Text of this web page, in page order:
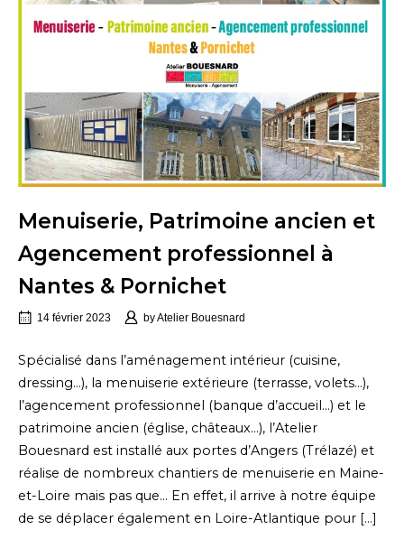
Menuiserie, Patrimoine ancien et
Agencement professionnel à
Nantes & Pornichet
14 février 2023 byAtelier Bouesnard
Spécialisé dans l’aménagement intérieur (cuisine,
dressing…), la menuiserie extérieure (terrasse, volets…),
l’agencement professionnel (banque d’accueil…) et le
patrimoine ancien (église, châteaux…), l’Atelier
Bouesnard est installé aux portes d’Angers (Trélazé) et
réalise de nombreux chantiers de menuiserie en Maine-
et-Loire mais pas que… En effet, il arrive à notre équipe
de se déplacer également en Loire-Atlantique pour […]